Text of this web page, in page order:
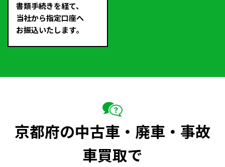
書類手続きを経て、
当社から指定口座へ
お振込いたします。
京都府の中古車・廃車・事故
車買取で